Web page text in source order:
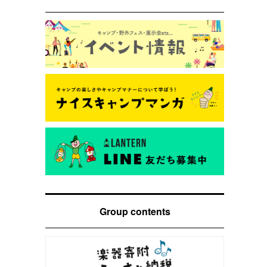
Group contents